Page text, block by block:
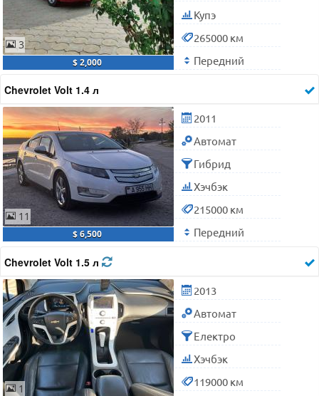
3
$ 2,000
Купэ
265000 км
Передний
Chevrolet Volt 1.4 л
11
$ 6,500
2011
Автомат
Гибрид
Хэчбэк
215000 км
Передний
Chevrolet Volt 1.5 л
1
2013
Автомат
Електро
Хэчбэк
119000 км